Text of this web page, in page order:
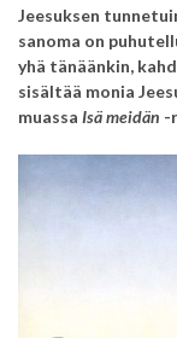
Jeesuksen
sanoma on
yhä tänäänkin,
sisältää monia
muassa Isä meidän -